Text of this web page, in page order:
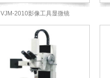
VJM-2010影像工具显微镜